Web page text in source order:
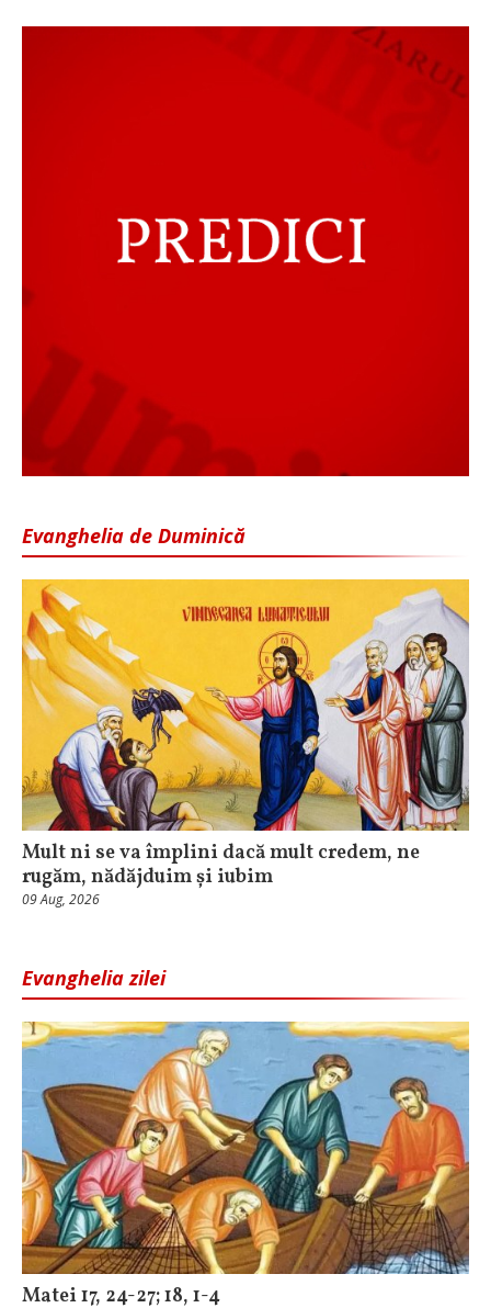
Evanghelia de Duminică
Mult ni se va împlini dacă mult credem, ne
rugăm, nădăjduim și iubim
09 Aug, 2026
Evanghelia zilei
Matei 17, 24-27; 18, 1-4